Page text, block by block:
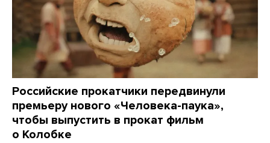
Российские прокатчики передвинули
премьеру нового «Человека-паука»,
чтобы выпустить в прокат фильм
о Колобке